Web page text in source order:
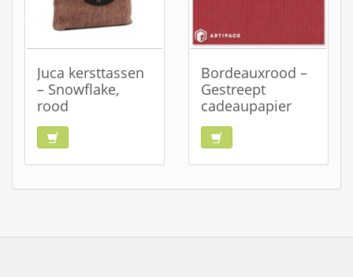
Juca kersttassen
– Snowflake,
rood
Bordeauxrood –
Gestreept
cadeaupapier